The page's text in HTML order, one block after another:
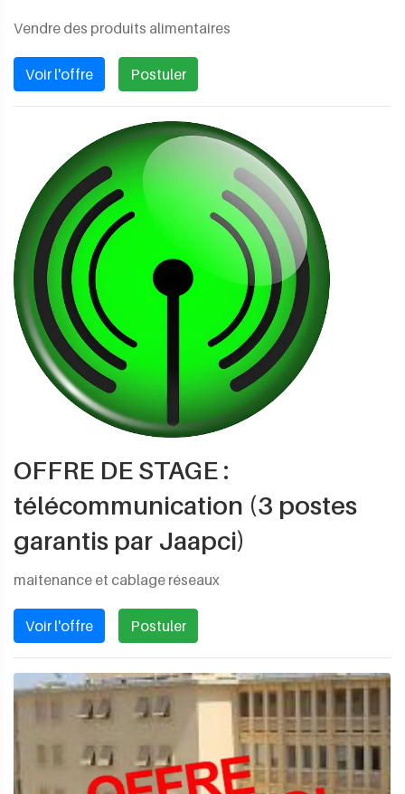
Vendre des produits alimentaires
Voir l'offre Postuler
OFFRE DE STAGE :
télécommunication (3 postes
garantis par Jaapci)
maitenance et cablage réseaux
Voir l'offre Postuler